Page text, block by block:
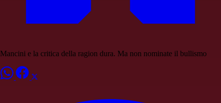
Mancini e la critica della ragion dura. Ma non nominate il bullismo